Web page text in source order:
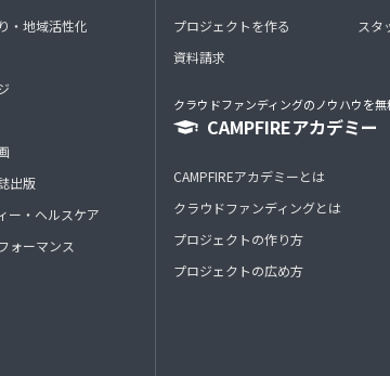
・地域活性化
出版
ー・ヘルスケア
ォーマンス
プロジェクトを作る
資料請求
スタ
クラウドファンディングのノウハウを無
CAMPFIREアカデミー
CAMPFIREアカデミーとは
クラウドファンディングとは
プロジェクトの作り方
プロジェクトの広め方